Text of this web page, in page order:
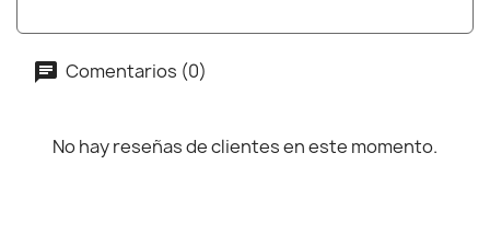
Comentarios (0)
No hay reseñas de clientes en este momento.